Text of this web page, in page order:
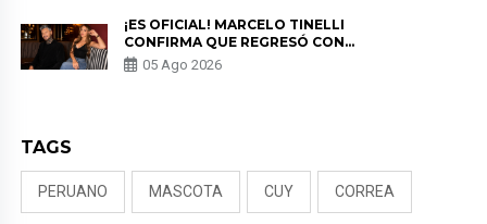
¡ES OFICIAL! MARCELO TINELLI
CONFIRMA QUE REGRESÓ CON
MILETT FIGUEROA: “EL AMOR
PUDO MÁS”
05 Ago 2026
TAGS
PERUANO MASCOTA CUY CORREA